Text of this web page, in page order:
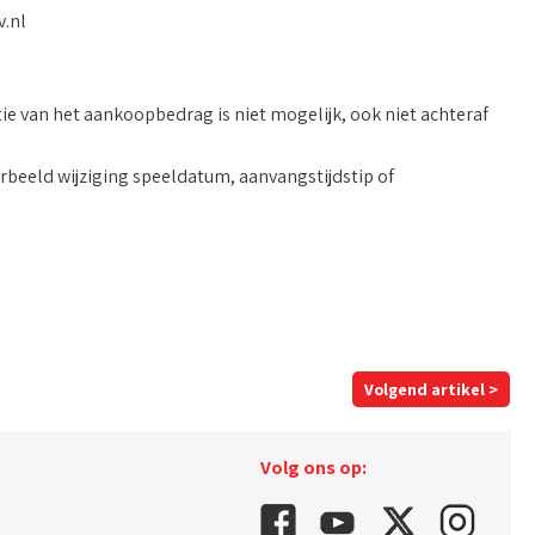
van het aankoopbedrag is niet mogelijk, ook niet achteraf
wijziging speeldatum, aanvangstijdstip of
Volgend artikel >
Volg ons op: